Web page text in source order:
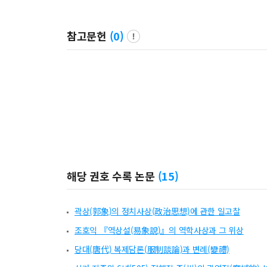
참고문헌 (0)
해당 권호 수록 논문 (15)
곽상(郭象)의 정치사상(政治思想)에 관한 일고찰
조호익 『역상설(易象說)』의 역학사상과 그 위상
당대(唐代) 복제담론(服制談論)과 변례(變禮)